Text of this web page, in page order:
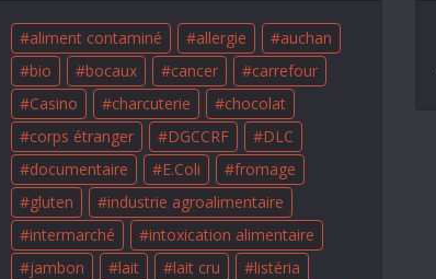
aliment contaminé allergie
auchan
bio
bocaux cancer
carrefour
Casino
charcuterie
chocolat
corps étranger
DGCCRF
DLC
documentaire
E.Coli
fromage
gluten
industrie agroalimentaire
intermarché
intoxication alimentaire
jambon
lait lait cru
listéria